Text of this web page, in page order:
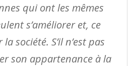
qui ont les mêmes
s’améliorer et, ce
société. S’il n’est pas
son appartenance à la